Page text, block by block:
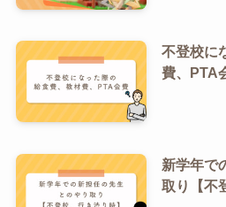
不登校に
費、PTA
新学年で
取り【不